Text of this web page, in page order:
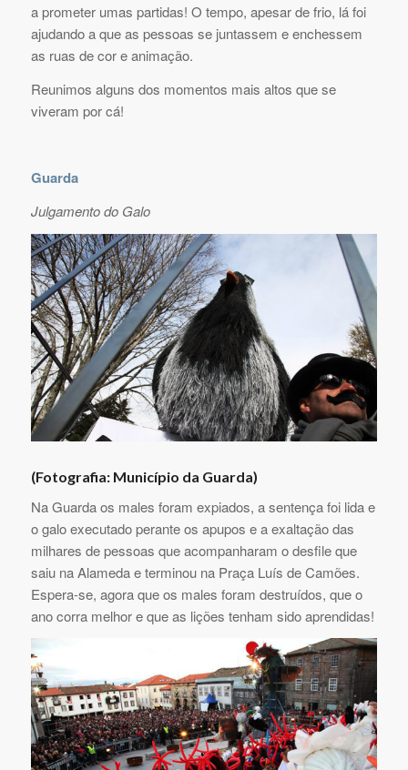
a prometer umas partidas! O tempo, apesar de frio, lá foi
ajudando a que as pessoas se juntassem e enchessem
as ruas de cor e animação.
Reunimos alguns dos momentos mais altos que se
viveram por cá!
Guarda
Julgamento do Galo
(Fotografia: Município da Guarda)
Na Guarda os males foram expiados, a sentença foi lida e
o galo executado perante os apupos e a exaltação das
milhares de pessoas que acompanharam o desfile que
saiu na Alameda e terminou na Praça Luís de Camões.
Espera-se, agora que os males foram destruídos, que o
ano corra melhor e que as lições tenham sido aprendidas!